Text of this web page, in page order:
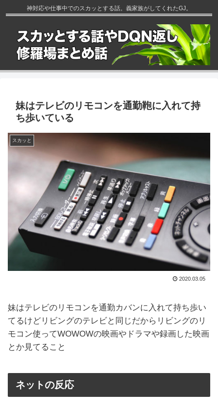
神対応や仕事中でのスカッとする話。義家族がしてくれたGJ。
妹はテレビのリモコンを通勤鞄に入れて持
ち歩いている
スカッと
2020.03.05
妹はテレビのリモコンを通勤カバンに入れて持ち歩い
てるけどリビングのテレビと同じだからリビングのリ
モコン使ってWOWOWの映画やドラマや録画した映画
とか見てること
ネットの反応